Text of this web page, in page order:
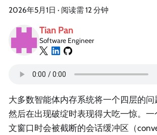
2026年5月1日 · 阅读需 12 分钟
Tian Pan
Software Engineer
大多数智能体内存系统将一个四层的问
然后在出现破绽时表现得大吃一惊。
文窗口时会被截断的会话缓冲区（